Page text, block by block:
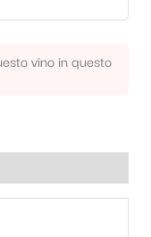
vino in questo